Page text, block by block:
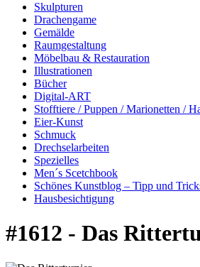
Skulpturen
Drachengame
Gemälde
Raumgestaltung
Möbelbau & Restauration
Illustrationen
Bücher
Digital-ART
Stofftiere / Puppen / Marionetten /
Eier-Kunst
Schmuck
Drechselarbeiten
Spezielles
Men´s Scetchbook
Schönes Kunstblog – Tipp und
Hausbesichtigung
#1612 - Das